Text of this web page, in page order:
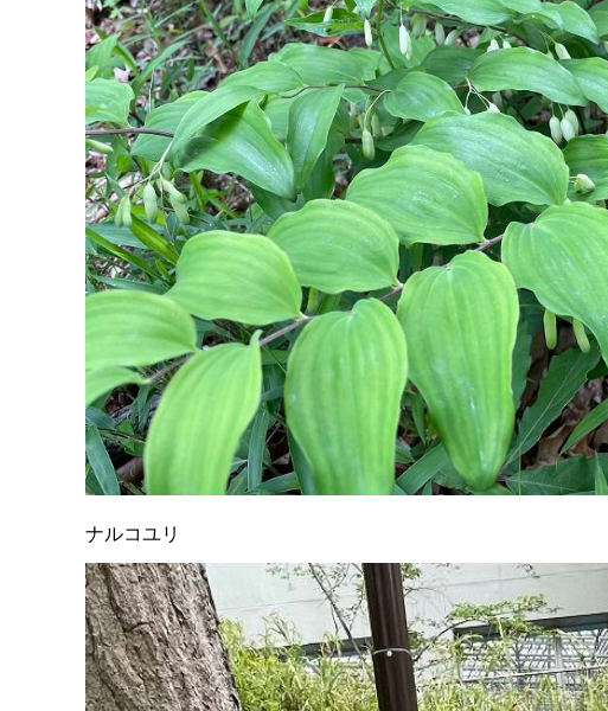
ナルコユリ